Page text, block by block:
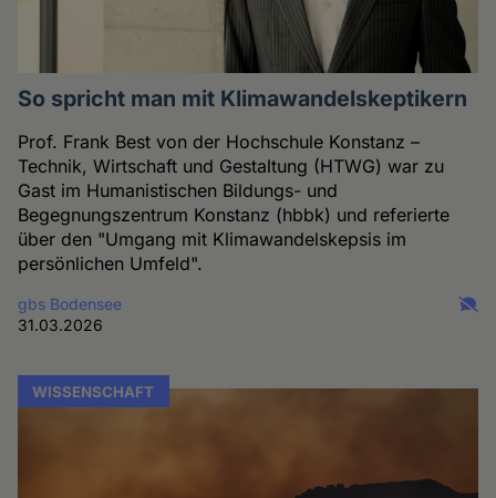
So spricht man mit Klimawandelskeptikern
Prof. Frank Best von der Hochschule Konstanz –
Technik, Wirtschaft und Gestaltung (HTWG) war zu
Gast im Humanistischen Bildungs- und
Begegnungszentrum Konstanz (hbbk) und referierte
über den "Umgang mit Klimawandelskepsis im
persönlichen Umfeld".
gbs Bodensee
31.03.2026
WISSENSCHAFT